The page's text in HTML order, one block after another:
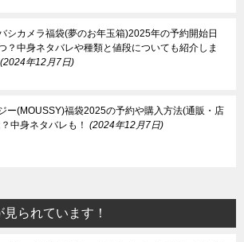
シカメラ福袋(夢のお年玉箱)2025年の予約開始日
？中身ネタバレや種類と値段についても紹介しま
2024年12月7日
ー(MOUSSY)福袋2025の予約や購入方法(通販・店
中身ネタバレも！
2024年12月7日
られています！